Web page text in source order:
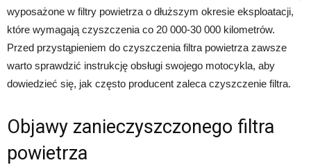
wyposażone w filtry powietrza o dłuższym okresie eksploatacji,
które wymagają czyszczenia co 20 000-30 000 kilometrów.
Przed przystąpieniem do czyszczenia filtra powietrza zawsze
warto sprawdzić instrukcję obsługi swojego motocykla, aby
dowiedzieć się, jak często producent zaleca czyszczenie filtra.
Objawy zanieczyszczonego filtra
powietrza